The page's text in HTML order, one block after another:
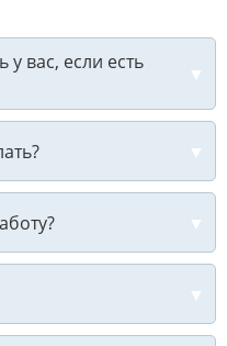
у вас, если есть